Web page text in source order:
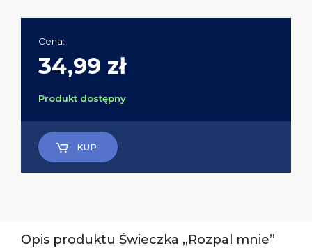
Cena:
34,99 zł
Produkt dostępny
KUP
Opis produktu Świeczka „Rozpal mnie”